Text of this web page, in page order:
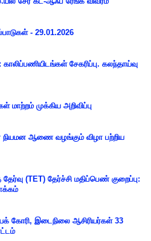
- 29.01.2026
சேகரிப்பு. கலந்தாய்வு
மாற்றம் முக்கிய அறிவிப்பு
நியமன ஆணை வழங்கும் விழா பற்றிய
(TET) தேர்ச்சி மதிப்பெண் குறைப்பு:
கோரி, இடைநிலை ஆசிரியர்கள் 33